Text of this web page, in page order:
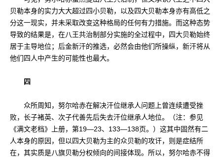
贝勒本身的实力大大超过四小贝勒，以及四大贝勒本身亦有高低之
分这一现实，并未采取改变这种格局的任何有力措施。而这种态势
导致的结果是，在八王共治制部分实施的全过程中，四大贝勒始终
居于主导地位；后金新汗的推选，必然会由他们所操纵，新汗将从
他们四人中产生的可能性也最大。
四
众所周知，努尔哈赤在解决汗位继承人问题上曾连续遭受挫
败，长子褚英、次子代善先后失去汗位继承人地位。（注：参见
《满文老档》上册，第19—23、133—138页。）这其中固然有二
人本身的原因，但以四大贝勒为主的众贝勒的攻讦，则是症结所
在，其实质是八旗贝勒分权倾向的间接体现。所以，努尔哈赤不得